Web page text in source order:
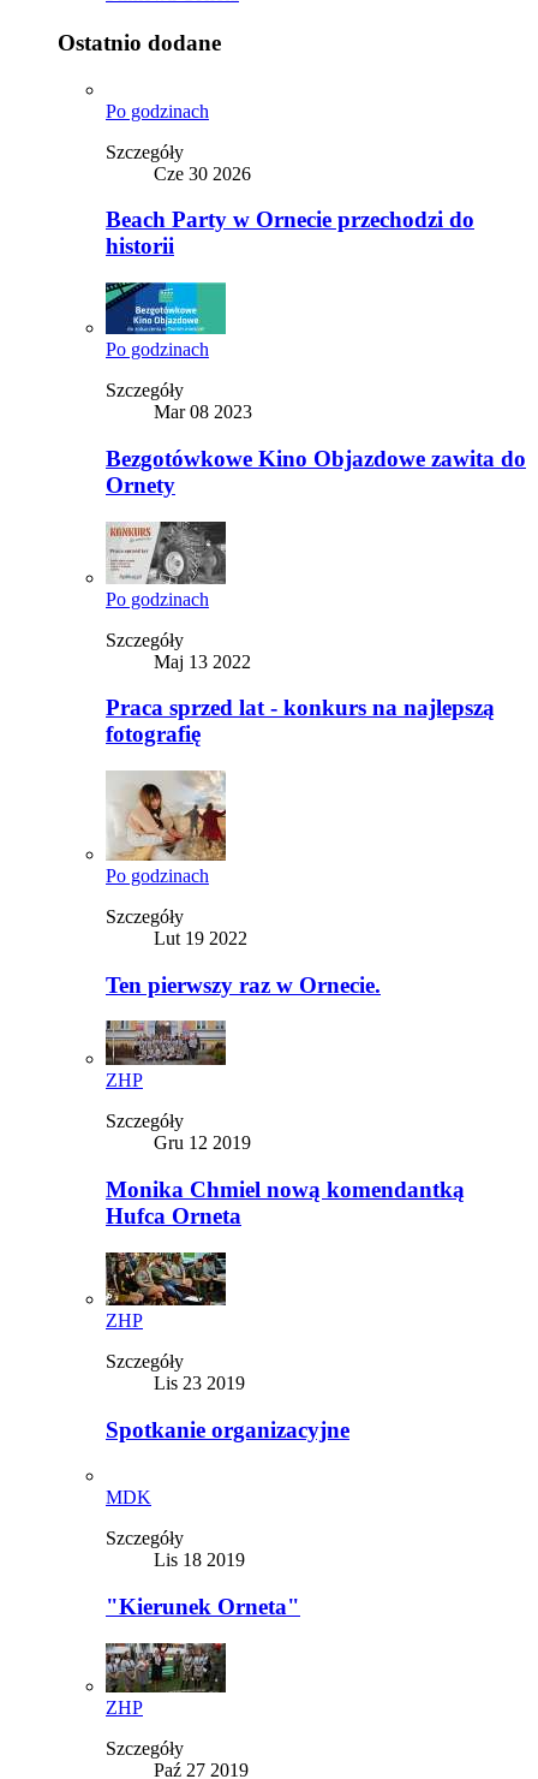
Ostatnio dodane
Po godzinach
Szczegóły
Cze 30 2026
Beach Party w Ornecie przechodzi do
historii
Po godzinach
Szczegóły
Mar 08 2023
Bezgotówkowe Kino Objazdowe zawita do
Ornety
Po godzinach
Szczegóły
Maj 13 2022
Praca sprzed lat - konkurs na najlepszą
fotografię
Po godzinach
Szczegóły
Lut 19 2022
Ten pierwszy raz w Ornecie.
ZHP
Szczegóły
Gru 12 2019
Monika Chmiel nową komendantką
Hufca Orneta
ZHP
Szczegóły
Lis 23 2019
Spotkanie organizacyjne
MDK
Szczegóły
Lis 18 2019
"Kierunek Orneta"
ZHP
Szczegóły
Paź 27 2019